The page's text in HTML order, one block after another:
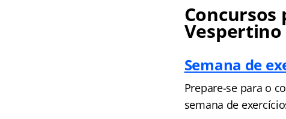
Concursos
Vespertino
Semana de
Prepare-se para o
semana de